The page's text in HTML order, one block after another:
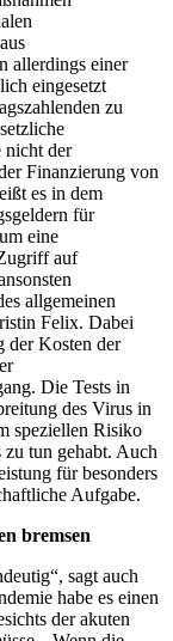
allerdings einer
eingesetzt
zu
nicht der
Finanzierung von
es in dem
für
eine
auf
allgemeinen
Felix. Dabei
der Kosten der
Die Tests in
des Virus in
speziellen Risiko
tun gehabt. Auch
für besonders
Aufgabe.
bremsen
sagt auch
habe es einen
der akuten